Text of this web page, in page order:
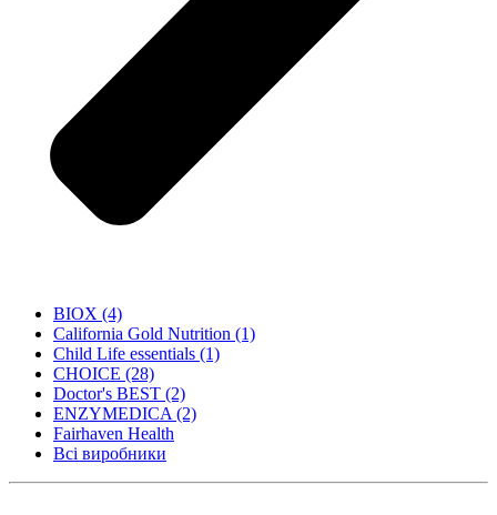
BIOX (4)
California Gold Nutrition (1)
Child Life essentials (1)
CHOICE (28)
Doctor's BEST (2)
ENZYMEDICA (2)
Fairhaven Health
Всі виробники